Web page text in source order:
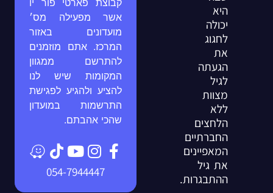
היא
יכולה
לחגוג
את
הגעתה
לגיל
מצוות
ללא
הלחצים
החברתיים
המאפיינים
את גיל
ההתבגרות.
אשר מפעילה מס׳
מועדונים באזור
המרכז. אתם מוזמנים
להתרשם ממגוון
המקומות שיש לנו
להציע ולהגיע לפגישת
התרשמות במועדון
שהכי אהבתם.
054-7944447